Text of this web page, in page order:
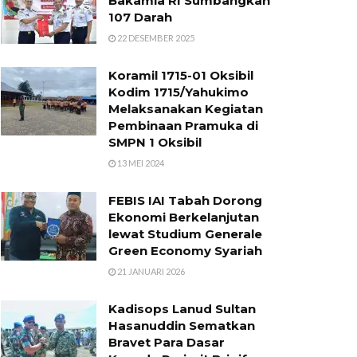
107 Darah
22 DESEMBER 2025
Koramil 1715-01 Oksibil
Kodim 1715/Yahukimo
Melaksanakan Kegiatan
Pembinaan Pramuka di
SMPN 1 Oksibil
13 MEI 2024
FEBIS IAI Tabah Dorong
Ekonomi Berkelanjutan
lewat Studium Generale
Green Economy Syariah
21 JANUARI 2026
Kadisops Lanud Sultan
Hasanuddin Sematkan
Bravet Para Dasar